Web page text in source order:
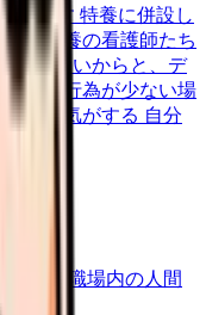
いです 特養に併設し
、特養の看護師たち
所がないからと、デ
医療行為が少ない場
うな気がする 自分
いです 職場内の人間